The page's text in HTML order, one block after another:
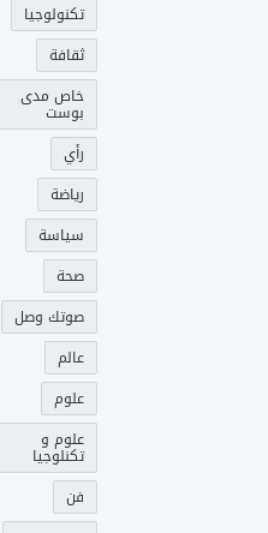
تكنولوجيا
ثقافة
خاص مدى
بوست
رأي
رياضة
سياسة
صحة
صوتك وصل
عالم
علوم
علوم و
تكنلوجيا
فن